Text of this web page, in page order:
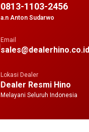
0813-1103-2456
a.n Anton Sudarwo
Email
sales@dealerhino.co.id
Lokasi Dealer
Dealer Resmi Hino
Melayani Seluruh Indonesia